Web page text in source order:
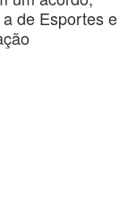
de Esportes e